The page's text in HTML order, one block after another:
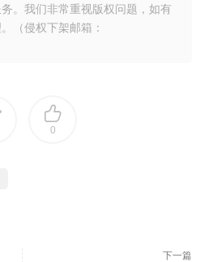
。我们非常重视版权问题，如有
（侵权下架邮箱：
0
下一篇